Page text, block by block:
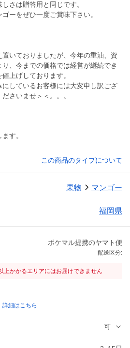
さは贈答用と同じです。
ーをぜひ一度ご賞味下さい。
いておりましたが、今年の重油、資
、今までの価格では経営が継続でき
上げしております。
しているお客様には大変申し訳ござ
さいませ＞＜。。。
す。
この商品のタイプについて
果物 マンゴー
福岡県
ポケマル提携のヤマト便
配送区分:
かかるエリアにはお届けできません
細はこちら
可